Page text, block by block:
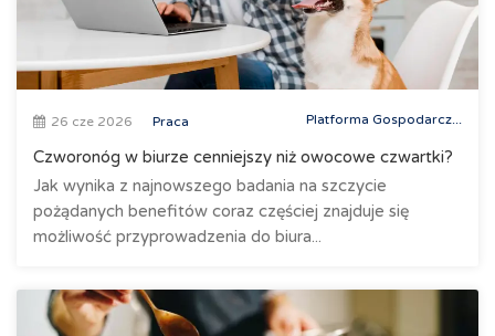
26 cze 2026 Praca Platforma Gospodarcz...
Czworonóg w biurze cenniejszy niż owocowe czwartki?
Jak wynika z najnowszego badania na szczycie
pożądanych benefitów coraz częściej znajduje się
możliwość przyprowadzenia do biura...